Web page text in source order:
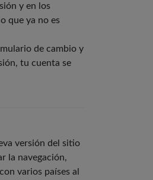
y en los
que ya no es
de cambio y
tu cuenta se
versión del sitio
la navegación,
varios países al